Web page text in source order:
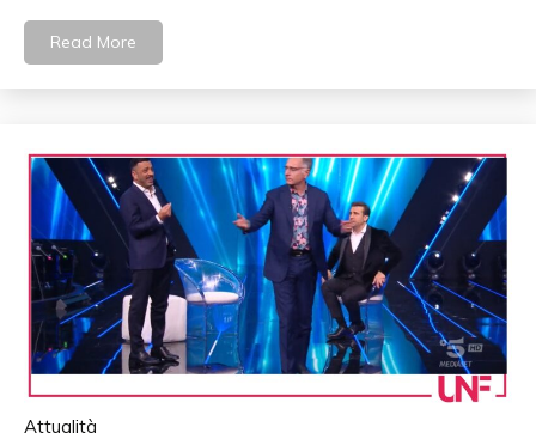
Read More
Attualità